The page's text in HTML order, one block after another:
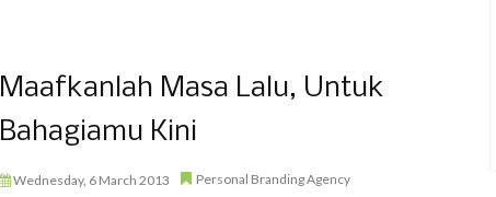
Maafkanlah Masa Lalu, Untuk
Bahagiamu Kini
Wednesday, 6 March 2013 Personal Branding Agency